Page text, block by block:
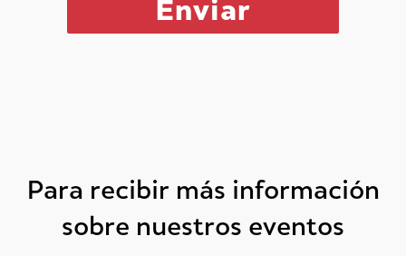
Para recibir más información
sobre nuestros eventos